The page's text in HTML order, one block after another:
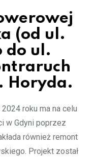
(od ul.
do ul.
Horyda.
roku ma na celu
w Gdyni poprzez
również remont
Projekt został